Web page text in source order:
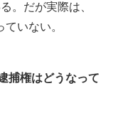
。だが実際は、
いない。
捕権はどうなって